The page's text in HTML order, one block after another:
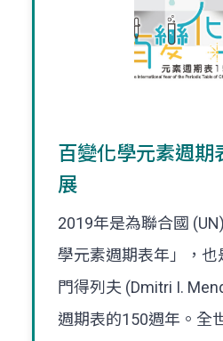
百變化學元素週期
展
2019年是為聯合國
學元素週期表年」，也
門得列夫 (Dmitri I.
週期表的150週年。全